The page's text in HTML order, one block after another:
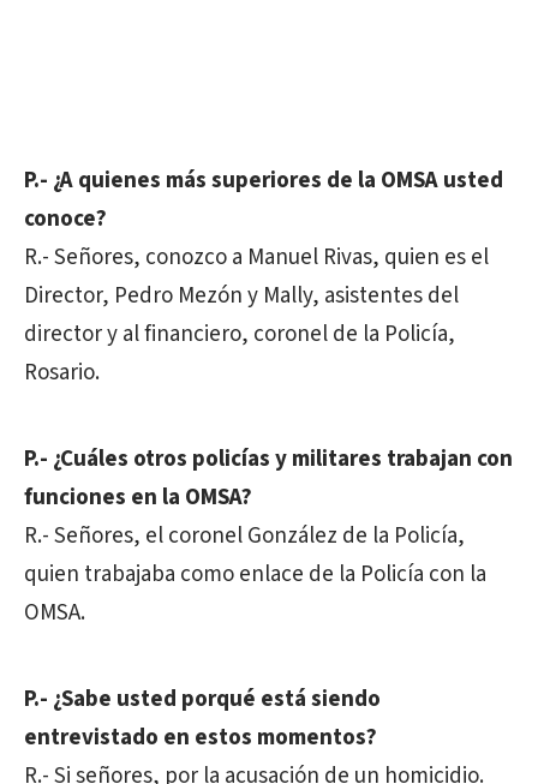
P.- ¿A quienes más superiores de la OMSA usted
conoce?
R.- Señores, conozco a Manuel Rivas, quien es el
Director, Pedro Mezón y Mally, asistentes del
director y al financiero, coronel de la Policía,
Rosario.
P.- ¿Cuáles otros policías y militares trabajan con
funciones en la OMSA?
R.- Señores, el coronel González de la Policía,
quien trabajaba como enlace de la Policía con la
OMSA.
P.- ¿Sabe usted porqué está siendo
entrevistado en estos momentos?
R.- Si señores, por la acusación de un homicidio.